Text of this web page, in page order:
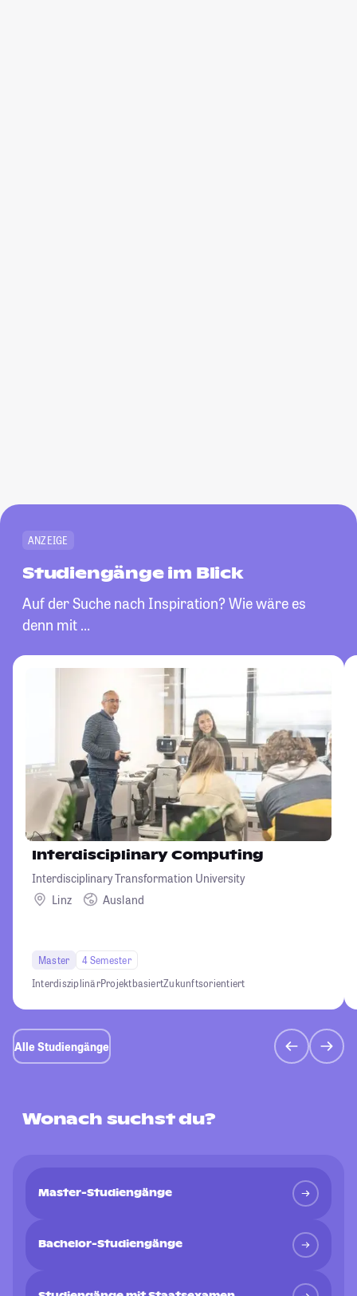
ANZEIGE
Studiengänge im Blick
Auf der Suche nach Inspiration? Wie wäre es
denn mit …
Interdisciplinary Computing
Interdisciplinary Transformation University
Linz
Ausland
Master
4 Semester
InterdisziplinärProjektbasiertZukunftsorientiert
Alle Studiengänge
Wonach suchst du?
Master-Studiengänge
Bachelor-Studiengänge